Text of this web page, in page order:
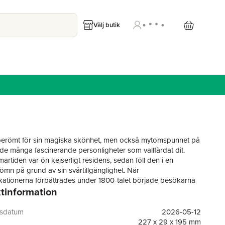
Välj butik
för sin magiska skönhet, men också mytomspunnet på
många fascinerande personligheter som vallfärdat dit.
var ön kejserligt residens, sedan föll den i en
på grund av sin svårtillgänglighet. När
förbättrades under 1800-talet började besökarna
Först kom konstnärer och författare, sedan följde
som sätter sin prägel på ön.
berättar initierat och kunnigt om de människor och
2026-05-12
227 x 29 x 195 mm